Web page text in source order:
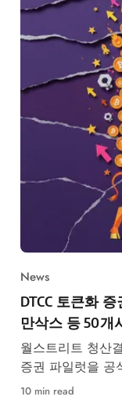
News
DTCC 토큰화
만삭스 등 50개
월스트리트 청산
증권 파일럿을 공
등 50개사 참여,
10 min read